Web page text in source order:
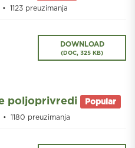
1123 preuzimanja
DOWNLOAD
(DOC, 325 KB)
poljoprivredi Popular
1180 preuzimanja